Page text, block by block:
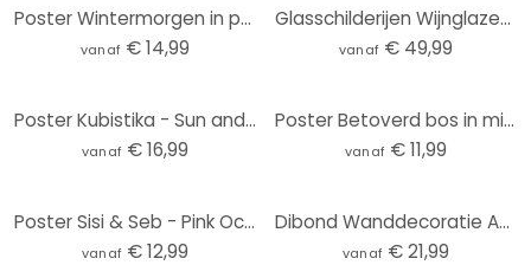
Poster Wintermorgen in perzikkleur - Kubistika
vanaf € 14,99
Glasschilderijen Wijnglazen - rond
vanaf € 49,99
Poster Kubistika - Sun and Moon
vanaf € 16,99
Poster Betoverd bos in middernachtblauw - DigitalArtsi - Rond
vanaf € 11,99
Poster Sisi & Seb - Pink Ocean
vanaf € 12,99
Dibond Wanddecoratie Abstract landschap met metallic kleuren - Alma
vanaf € 21,99